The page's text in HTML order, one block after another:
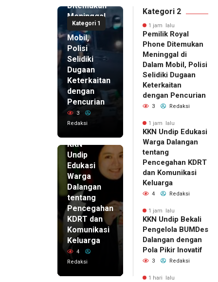
Kategori 1
Ditemukan
Meninggal
di Dalam
Mobil,
Polisi
Selidiki
Dugaan
Keterkaitan
dengan
Pencurian
3
Redaksi
KKN
Undip
Edukasi
Warga
Dalangan
tentang
Pencegahan
KDRT dan
Komunikasi
Keluarga
4
Redaksi
Kategori 2
1 jam lalu
Pemilik Royal
Phone Ditemukan
Meninggal di
Dalam Mobil, Polisi
Selidiki Dugaan
Keterkaitan
dengan Pencurian
3 Redaksi
1 jam lalu
KKN Undip Edukasi
Warga Dalangan
tentang
Pencegahan KDRT
dan Komunikasi
Keluarga
4 Redaksi
1 jam lalu
KKN Undip Bekali
Pengelola BUMDes
Dalangan dengan
Pola Pikir Inovatif
3 Redaksi
1 hari lalu